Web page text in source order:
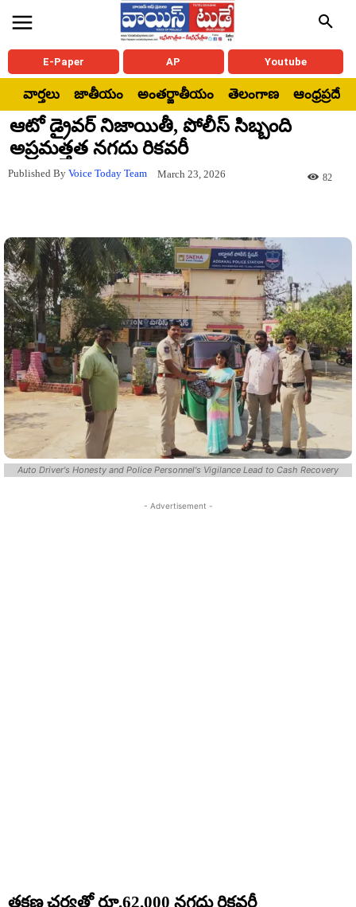
E-Paper AP Youtube
వార్తలు జాతీయం అంతర్జాతీయం తెలంగాణ ఆంధ్రప్రదేశ్
ఆటో డ్రైవర్ నిజాయితీ, పోలీస్ సిబ్బంది
అప్రమత్తత నగదు రికవరీ
Published By Voice Today Team March 23, 2026 82
Auto Driver's Honesty and Police Personnel's Vigilance Lead to Cash Recovery
- Advertisement -
తక్షణ చర్యతో రూ.62,000 నగదు రికవరీ